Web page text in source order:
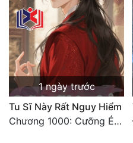
Học Đường
Khoa Huyễn
Khoa Huyễn Không Gian
Kinh Dị
Kiếm Hiệp
Kỳ Huyễn
1 ngày trước
Tu Sĩ Này Rất Nguy Hiểm
Chương 1000: Cưỡng Ép Kẻ Khác